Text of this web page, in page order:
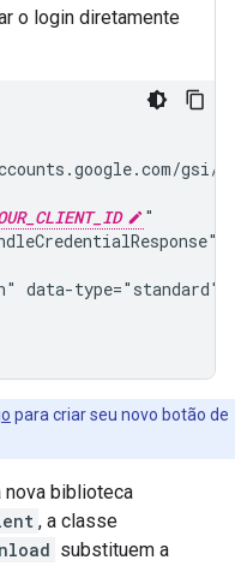
o login diretamente
gsi/
"
data-
para criar seu novo botão de
nova biblioteca
, a classe
substituem a